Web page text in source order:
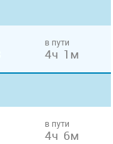
в пути
4ч 1м
в пути
4ч 6м